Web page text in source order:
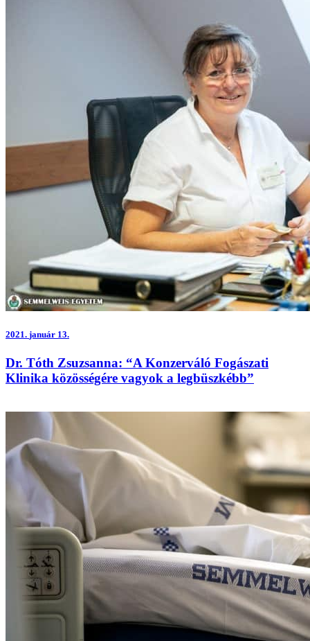
2021. január 13.
Dr. Tóth Zsuzsanna: “A Konzerváló Fogászati
Klinika közösségére vagyok a legbüszkébb”